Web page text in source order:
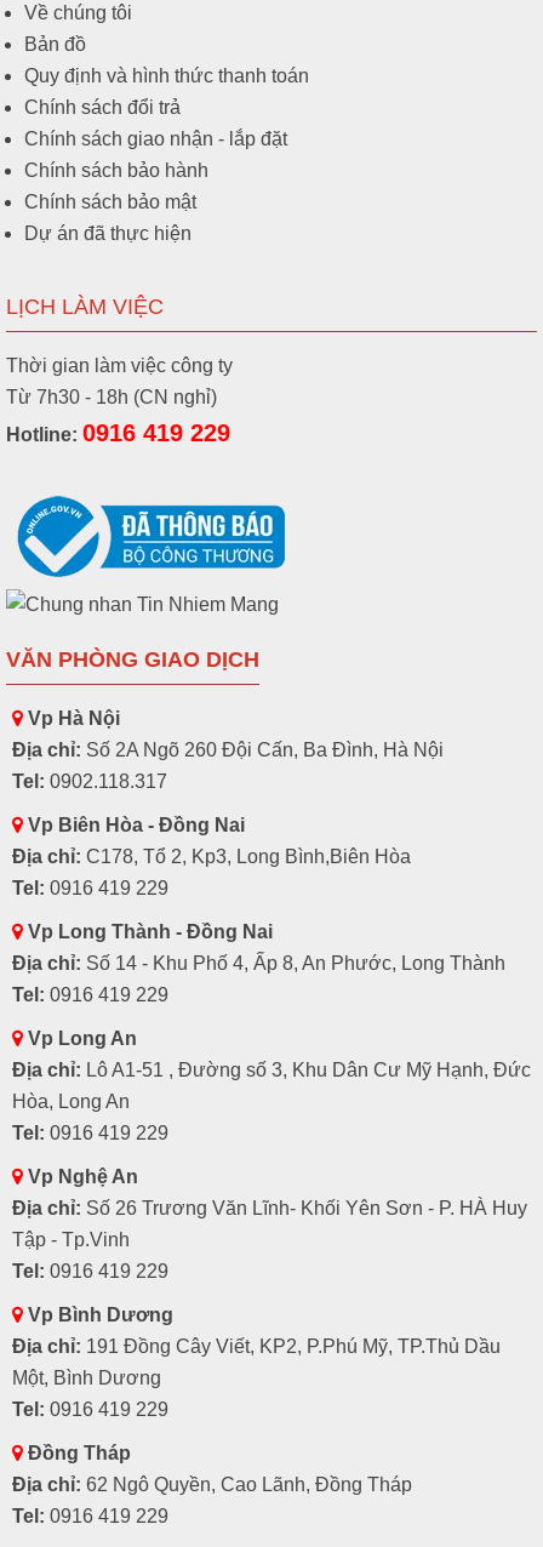
Về chúng tôi
Bản đồ
Quy định và hình thức thanh toán
Chính sách đổi trả
Chính sách giao nhận - lắp đặt
Chính sách bảo hành
Chính sách bảo mật
Dự án đã thực hiện
LỊCH LÀM VIỆC
Thời gian làm việc công ty
Từ 7h30 - 18h (CN nghỉ)
Hotline: 0916 419 229
VĂN PHÒNG GIAO DỊCH
Vp Hà Nội
Địa chỉ: Số 2A Ngõ 260 Đội Cấn, Ba Đình, Hà Nội
Tel: 0902.118.317
Vp Biên Hòa - Đồng Nai
Địa chỉ: C178, Tổ 2, Kp3, Long Bình,Biên Hòa
Tel: 0916 419 229
Vp Long Thành - Đồng Nai
Địa chỉ: Số 14 - Khu Phố 4, Ấp 8, An Phước, Long Thành
Tel: 0916 419 229
Vp Long An
Địa chỉ: Lô A1-51 , Đường số 3, Khu Dân Cư Mỹ Hạnh, Đức
Hòa, Long An
Tel: 0916 419 229
Vp Nghệ An
Địa chỉ: Số 26 Trương Văn Lĩnh- Khối Yên Sơn - P. HÀ Huy
Tập - Tp.Vinh
Tel: 0916 419 229
Vp Bình Dương
Địa chỉ: 191 Đồng Cây Viết, KP2, P.Phú Mỹ, TP.Thủ Dầu
Một, Bình Dương
Tel: 0916 419 229
Đồng Tháp
Địa chỉ: 62 Ngô Quyền, Cao Lãnh, Đồng Tháp
Tel: 0916 419 229